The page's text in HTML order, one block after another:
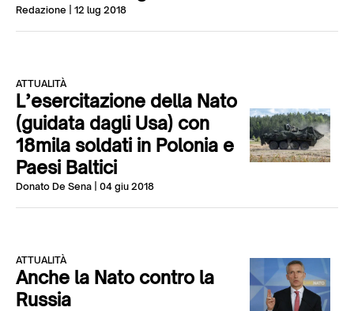
Redazione | 12 lug 2018
ATTUALITÀ
L’esercitazione della Nato
(guidata dagli Usa) con
18mila soldati in Polonia e
Paesi Baltici
Donato De Sena | 04 giu 2018
ATTUALITÀ
Anche la Nato contro la
Russia